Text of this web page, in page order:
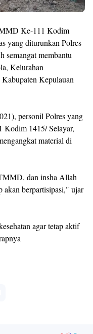
Ke-111 Kodim
yang diturunkan Polres
semangat membantu
Kelurahan
Kepulauan
personil Polres yang
Kodim 1415/ Selayar,
material di
dan insha Allah
akan berpartisipasi," ujar
agar tetap aktif